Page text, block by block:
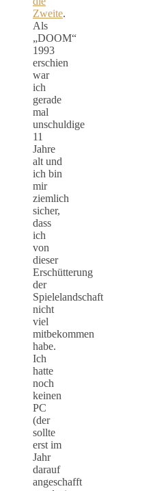
Zweite.
Als
„DOOM“
1993
erschien
war
ich
gerade
mal
unschuldige
11
Jahre
alt und
ich bin
mir
ziemlich
sicher,
dass
ich
von
dieser
Erschütterung
der
Spielelandschaft
nicht
viel
mitbekommen
habe.
Ich
hatte
noch
keinen
PC
(der
sollte
erst im
Jahr
darauf
angeschafft